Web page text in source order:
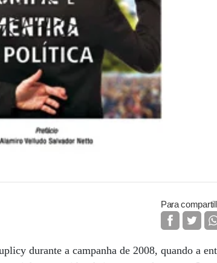
Para
durante a campanha de 2008, quando a